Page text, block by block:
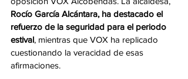
Rocío García Alcántara, ha destacado el
refuerzo de la seguridad para el periodo
estival, mientras que VOX ha replicado
cuestionando la veracidad de esas
afirmaciones.